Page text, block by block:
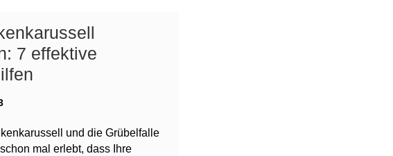
7 effektive
und die Grübelfalle
mal erlebt, dass Ihre